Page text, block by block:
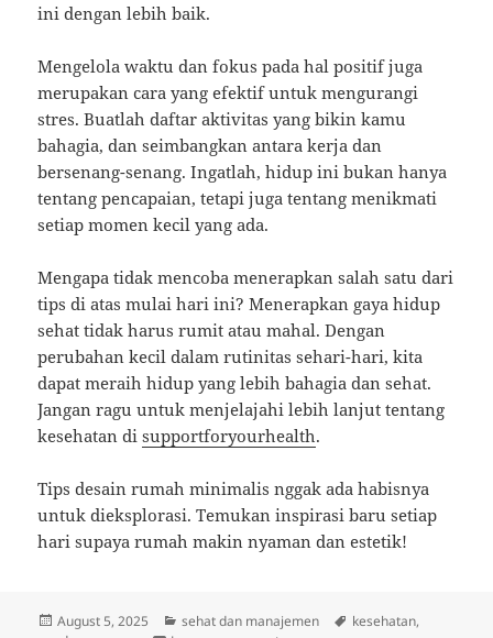
ini dengan lebih baik.
Mengelola waktu dan fokus pada hal positif juga
merupakan cara yang efektif untuk mengurangi
stres. Buatlah daftar aktivitas yang bikin kamu
bahagia, dan seimbangkan antara kerja dan
bersenang-senang. Ingatlah, hidup ini bukan hanya
tentang pencapaian, tetapi juga tentang menikmati
setiap momen kecil yang ada.
Mengapa tidak mencoba menerapkan salah satu dari
tips di atas mulai hari ini? Menerapkan gaya hidup
sehat tidak harus rumit atau mahal. Dengan
perubahan kecil dalam rutinitas sehari-hari, kita
dapat meraih hidup yang lebih bahagia dan sehat.
Jangan ragu untuk menjelajahi lebih lanjut tentang
kesehatan disupportforyourhealth.
Tips desain rumah minimalis nggak ada habisnya
untuk dieksplorasi. Temukan inspirasi baru setiap
hari supaya rumah makin nyaman dan estetik!
Posted
August 5, 2025 Categories
sehat dan manajemen Tags
kesehatan,